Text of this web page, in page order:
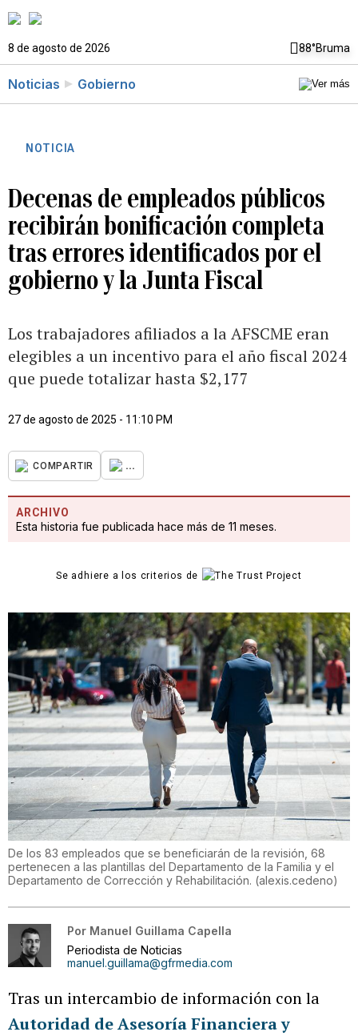
8 de agosto de 2026 88°Bruma
Noticias Gobierno
NOTICIA
Decenas de empleados públicos
recibirán bonificación completa
tras errores identificados por el
gobierno y la Junta Fiscal
Los trabajadores afiliados a la AFSCME eran
elegibles a un incentivo para el año fiscal 2024
que puede totalizar hasta $2,177
27 de agosto de 2025 - 11:10 PM
COMPARTIR ...
ARCHIVO
Esta historia fue publicada hace más de 11 meses.
Se adhiere a los criterios de
De los 83 empleados que se beneficiarán de la revisión, 68
pertenecen a las plantillas del Departamento de la Familia y el
Departamento de Corrección y Rehabilitación. (alexis.cedeno)
Por Manuel Guillama Capella
Periodista de Noticias
manuel.guillama@gfrmedia.com
Tras un intercambio de información con la
Autoridad de Asesoría Financiera y